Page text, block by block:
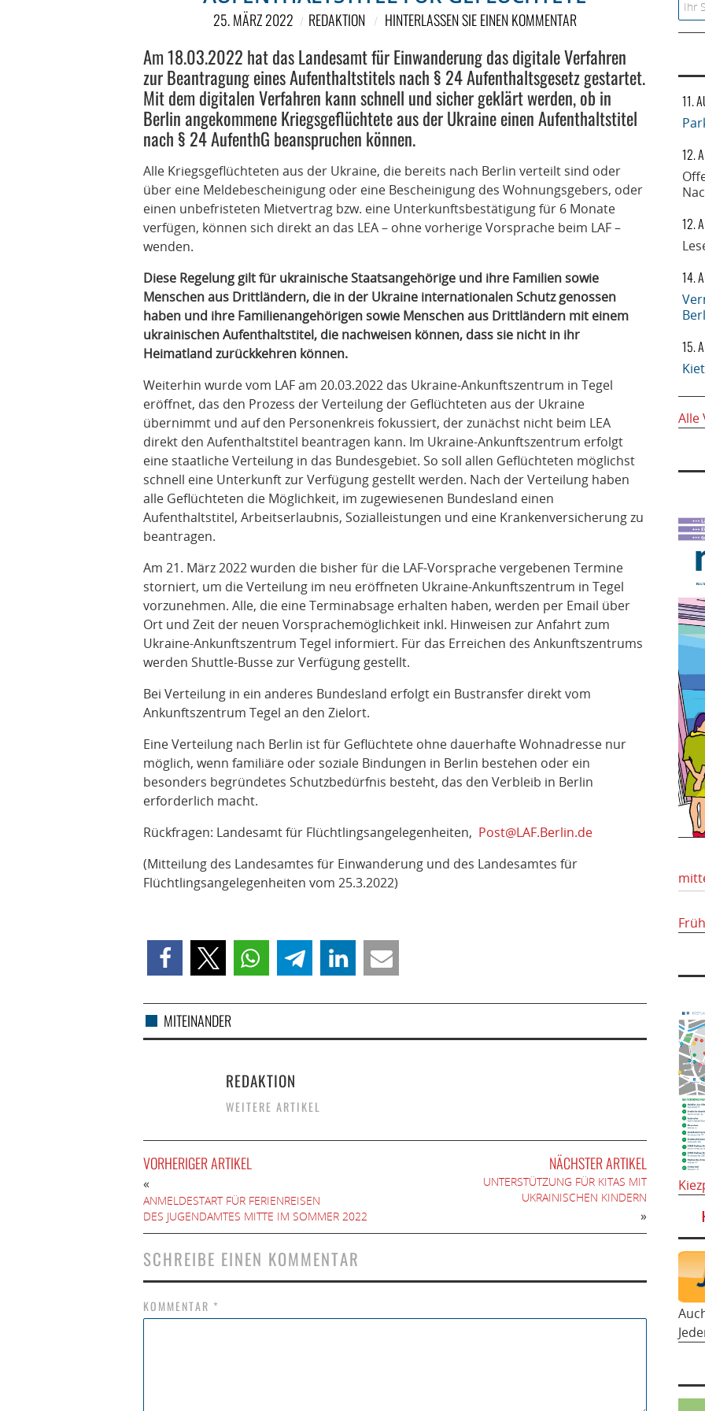
25. MÄRZ 2022 REDAKTION HINTERLASSEN SIE EINEN KOMMENTAR
Am 18.03.2022 hat das Landesamt für Einwanderung das digitale Verfahren
zur Beantragung eines Aufenthaltstitels nach § 24 Aufenthaltsgesetz gestartet.
Mit dem digitalen Verfahren kann schnell und sicher geklärt werden, ob in
Berlin angekommene Kriegsgeflüchtete aus der Ukraine einen Aufenthaltstitel
nach § 24 AufenthG beanspruchen können.
Alle Kriegsgeflüchteten aus der Ukraine, die bereits nach Berlin verteilt sind oder
über eine Meldebescheinigung oder eine Bescheinigung des Wohnungsgebers, oder
einen unbefristeten Mietvertrag bzw. eine Unterkunftsbestätigung für 6 Monate
verfügen, können sich direkt an das LEA – ohne vorherige Vorsprache beim LAF –
wenden.
Diese Regelung gilt für ukrainische Staatsangehörige und ihre Familien sowie
Menschen aus Drittländern, die in der Ukraine internationalen Schutz genossen
haben und ihre Familienangehörigen sowie Menschen aus Drittländern mit einem
ukrainischen Aufenthaltstitel, die nachweisen können, dass sie nicht in ihr
Heimatland zurückkehren können.
Weiterhin wurde vom LAF am 20.03.2022 das Ukraine-Ankunftszentrum in Tegel
eröffnet, das den Prozess der Verteilung der Geflüchteten aus der Ukraine
übernimmt und auf den Personenkreis fokussiert, der zunächst nicht beim LEA
direkt den Aufenthaltstitel beantragen kann. Im Ukraine-Ankunftszentrum erfolgt
eine staatliche Verteilung in das Bundesgebiet. So soll allen Geflüchteten möglichst
schnell eine Unterkunft zur Verfügung gestellt werden. Nach der Verteilung haben
alle Geflüchteten die Möglichkeit, im zugewiesenen Bundesland einen
Aufenthaltstitel, Arbeitserlaubnis, Sozialleistungen und eine Krankenversicherung zu
beantragen.
Am 21. März 2022 wurden die bisher für die LAF-Vorsprache vergebenen Termine
storniert, um die Verteilung im neu eröffneten Ukraine-Ankunftszentrum in Tegel
vorzunehmen. Alle, die eine Terminabsage erhalten haben, werden per Email über
Ort und Zeit der neuen Vorsprachemöglichkeit inkl. Hinweisen zur Anfahrt zum
Ukraine-Ankunftszentrum Tegel informiert. Für das Erreichen des Ankunftszentrums
werden Shuttle-Busse zur Verfügung gestellt.
Bei Verteilung in ein anderes Bundesland erfolgt ein Bustransfer direkt vom
Ankunftszentrum Tegel an den Zielort.
Eine Verteilung nach Berlin ist für Geflüchtete ohne dauerhafte Wohnadresse nur
möglich, wenn familiäre oder soziale Bindungen in Berlin bestehen oder ein
besonders begründetes Schutzbedürfnis besteht, das den Verbleib in Berlin
erforderlich macht.
Rückfragen: Landesamt für Flüchtlingsangelegenheiten, Post@LAF.Berlin.de
(Mitteilung des Landesamtes für Einwanderung und des Landesamtes für
Flüchtlingsangelegenheiten vom 25.3.2022)
MITEINANDER
REDAKTION
WEITERE ARTIKEL
VORHERIGER ARTIKEL
«
ANMELDESTART FÜR FERIENREISEN
DES JUGENDAMTES MITTE IM SOMMER 2022
NÄCHSTER ARTIKEL
UNTERSTÜTZUNG FÜR KITAS MIT
UKRAINISCHEN KINDERN
»
SCHREIBE EINEN KOMMENTAR
KOMMENTAR *
11.
12.
12.
14.
15.
Alle